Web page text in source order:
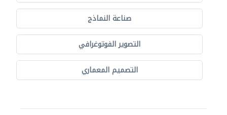
صناعة النماذج
التصوير الفوتوغرافي
التصميم المعماري